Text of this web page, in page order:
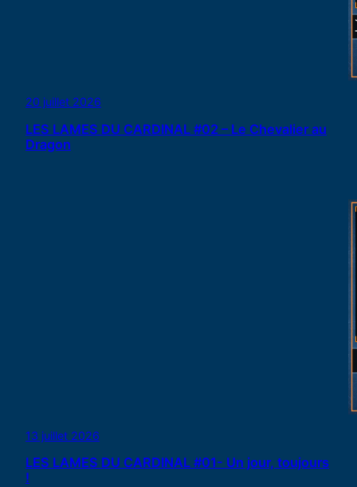
20 juillet 2026
LES LAMES DU CARDINAL #02 – Le Chevalier au
Dragon
13 juillet 2026
LES LAMES DU CARDINAL #01- Un jour, toujours
!